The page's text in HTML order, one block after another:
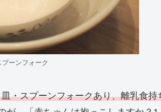
ーンフォーク
・スプーンフォークあり、離乳食持